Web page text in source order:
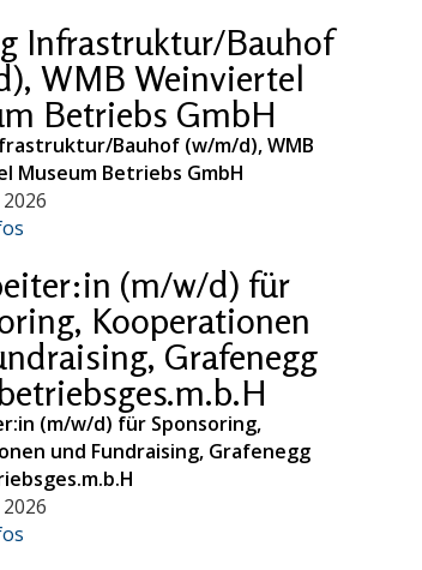
Infrastruktur/Bauhof
WMB Weinviertel
Betriebs GmbH
Bauhof (w/m/d), WMB
Museum Betriebs GmbH
(m/w/d) für
Kooperationen
Grafenegg
(m/w/d) für Sponsoring,
und Fundraising, Grafenegg